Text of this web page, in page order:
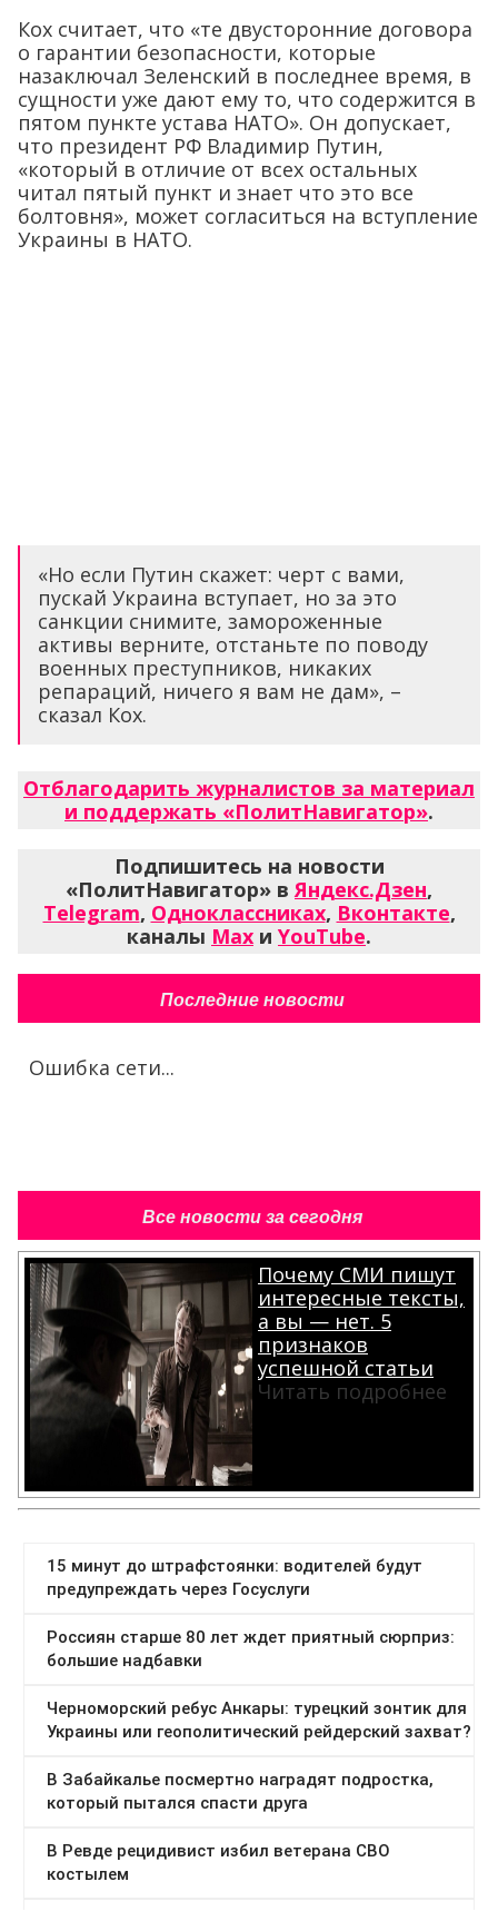
Кох считает, что «те двусторонние договора
о гарантии безопасности, которые
назаключал Зеленский в последнее время, в
сущности уже дают ему то, что содержится в
пятом пункте устава НАТО». Он допускает,
что президент РФ Владимир Путин,
«который в отличие от всех остальных
читал пятый пункт и знает что это все
болтовня», может согласиться на вступление
Украины в НАТО.
«Но если Путин скажет: черт с вами,
пускай Украина вступает, но за это
санкции снимите, замороженные
активы верните, отстаньте по поводу
военных преступников, никаких
репараций, ничего я вам не дам», –
сказал Кох.
Отблагодарить журналистов за материал
и поддержать «ПолитНавигатор».
Подпишитесь на новости
«ПолитНавигатор» вЯндекс.Дзен,
Telegram, Одноклассниках, Вконтакте,
каналы Max и YouTube.
Последние новости
Ошибка сети...
Все новости за сегодня
Почему СМИ пишут
интересные тексты,
а вы — нет. 5
признаков
успешной статьи
Читать подробнее